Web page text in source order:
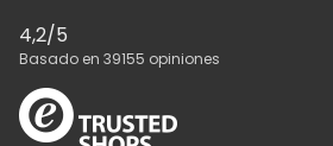
4,2/5
Basado en 39155 opiniones